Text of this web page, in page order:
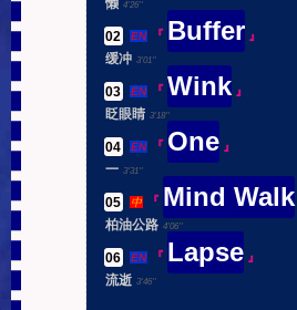
懒 4'26''
02 . EN 『 Buffer 』
缓冲 3'01''
03 . EN 『 Wink 』
眨眼睛 3'18''
04 . EN 『 One 』
一 3'31''
05 . 中 『 Mind Walk
柏油公路 4'06''
06 . EN 『 Lapse 』
流逝 3'46''